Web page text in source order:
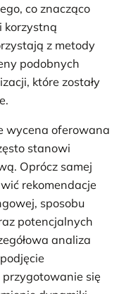
co znacząco
korzystną
z metody
podobnych
które zostały
wycena oferowana
stanowi
Oprócz samej
rekomendacje
sposobu
potencjalnych
analiza
się